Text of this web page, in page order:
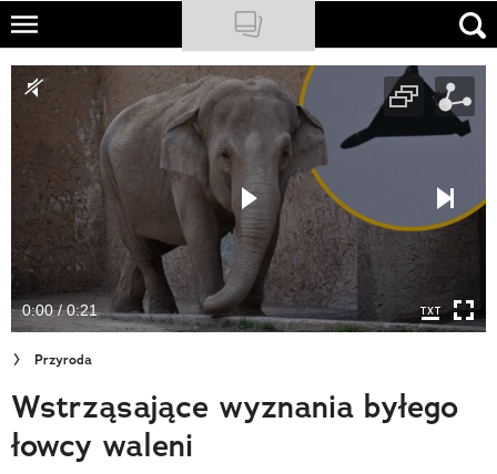
Skip
main
content
NATIONAL GEOGRAPHIC
TRAVELER
PODCASTY
Sklep
Newsletter
Cuda Polski
Wielki Konkurs Fotograficzny
Trendbook Podróżniczy
Polecane
0:00 / 0:21
Przyroda
Wstrząsające wyznania byłego
łowcy waleni